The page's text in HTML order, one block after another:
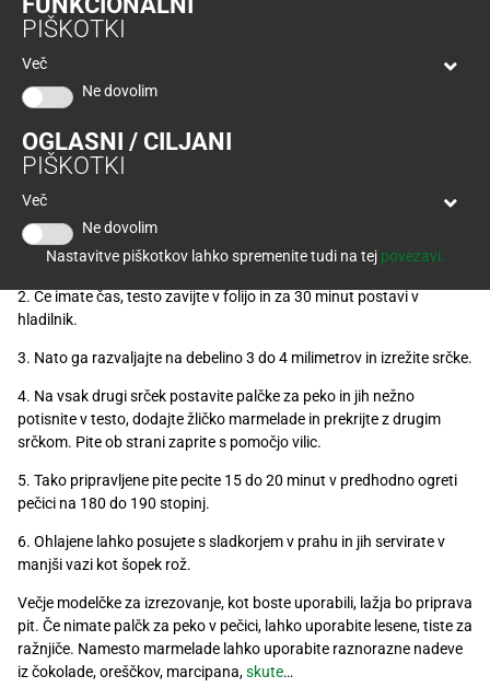
PIŠKOTKI
Več
Ne dovolim
OGLASNI / CILJANI
PIŠKOTKI
Več
Ne dovolim
Nastavitve piškotkov lahko spremenite tudi na tej povezavi.
Ponudba
velja
30.
2026
POGLEJTE IZDELKE
Priprava
1. Moko, maslo, sladkor, sol in jajce z rokami na pultu ali v večji
posodi zgnetite v testo.
2. Če imate čas, testo zavijte v folijo in za 30 minut postavi v
hladilnik.
3. Nato ga razvaljajte na debelino 3 do 4 milimetrov in izrežite srčke.
4. Na vsak drugi srček postavite palčke za peko in jih nežno
potisnite v testo, dodajte žličko marmelade in prekrijte z drugim
srčkom. Pite ob strani zaprite s pomočjo vilic.
5. Tako pripravljene pite pecite 15 do 20 minut v predhodno ogreti
pečici na 180 do 190 stopinj.
6. Ohlajene lahko posujete s sladkorjem v prahu in jih servirate v
manjši vazi kot šopek rož.
Večje modelčke za izrezovanje, kot boste uporabili, lažja bo priprava
pit. Če nimate palčk za peko v pečici, lahko uporabite lesene,tiste za
ražnjiče. Namesto marmelade lahko uporabite raznorazne nadeve
iz čokolade, oreščkov, marcipana,skute…